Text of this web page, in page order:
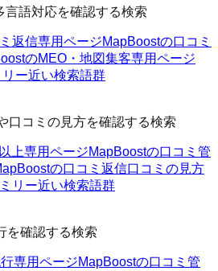
語対応を確認する検索
返信専用ページMapBoostの口コミ
のMEO・地図集客専用ページ
ー近い検索語群
口コミの見方を確認する検索
上専用ページMapBoostの口コミ管
の口コミ返信口コミの見方
リー近い検索語群
を確認する検索
専用ページMapBoostの口コミ管